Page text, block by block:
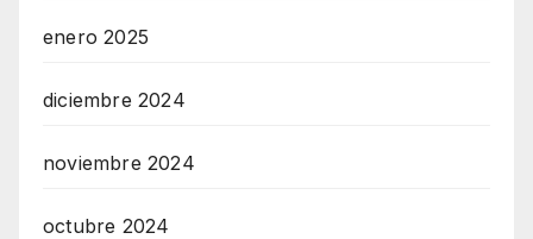
enero 2025
diciembre 2024
noviembre 2024
octubre 2024